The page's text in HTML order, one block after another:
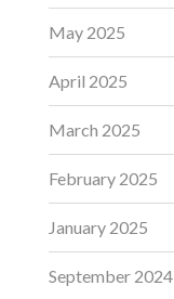
May 2025
April 2025
March 2025
February 2025
January 2025
September 2024